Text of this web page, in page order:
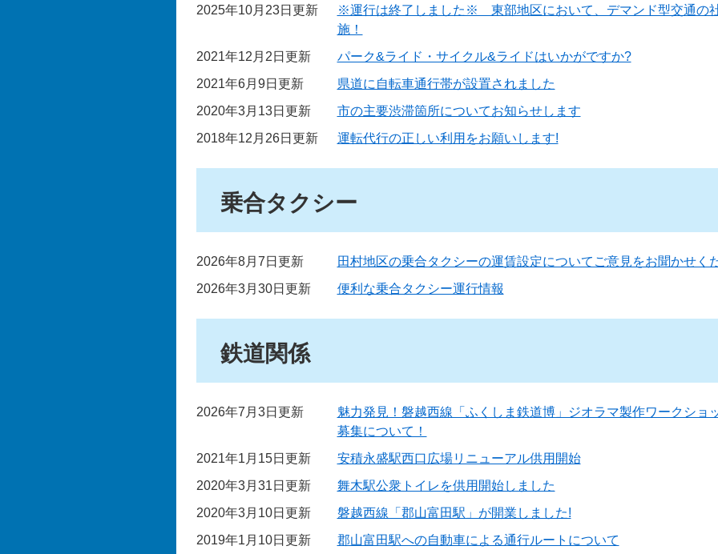
2025年10月23日更新
※運行は終了しました※ 東部地区において、デマンド型交通の
施！
2021年12月2日更新
パーク&ライド・サイクル&ライドはいかがですか?
2021年6月9日更新
県道に自転車通行帯が設置されました
2020年3月13日更新
市の主要渋滞箇所についてお知らせします
2018年12月26日更新
運転代行の正しい利用をお願いします!
乗合タクシー
2026年8月7日更新
田村地区の乗合タクシーの運賃設定についてご意見をお聞かせく
2026年3月30日更新
便利な乗合タクシー運行情報
鉄道関係
2026年7月3日更新
魅力発見！磐越西線「ふくしま鉄道博」ジオラマ製作ワークショ
募集について！
2021年1月15日更新
安積永盛駅西口広場リニューアル供用開始
2020年3月31日更新
舞木駅公衆トイレを供用開始しました
2020年3月10日更新
磐越西線「郡山富田駅」が開業しました!
2019年1月10日更新
郡山富田駅への自動車による通行ルートについて